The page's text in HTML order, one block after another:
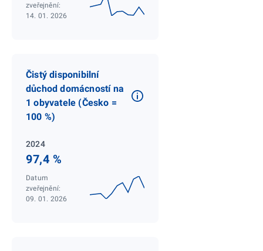
zveřejnění:
14. 01. 2026
Čistý disponibilní
důchod domácností na
1 obyvatele (Česko =
100 %)
2024
97,4 %
Datum
zveřejnění:
09. 01. 2026